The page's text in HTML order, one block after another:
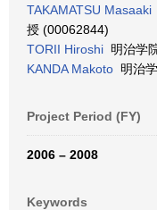
TAKAMATSU Masaaki
授 (00062844)
TORII Hiroshi 明治学
KANDA Makoto 明治
Project Period (FY)
2006 – 2008
Keywords